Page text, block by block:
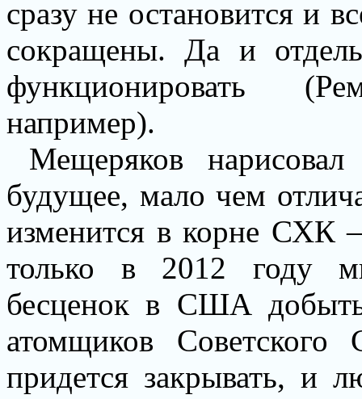
сразу не остановится и
сокращены. Да и
функционировать
например).
Мещеряков
будущее, мало чем
изменится в корне СХК
только в 2012 году
бесценок в США
атомщиков
придется закрывать, и